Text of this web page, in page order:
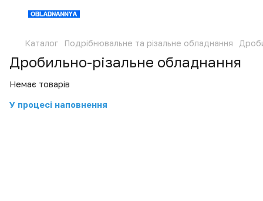
Каталог Подрібнювальне та різальне обладнання
Дробильно-різальне обладнання
Немає товарів
У процесі наповнення